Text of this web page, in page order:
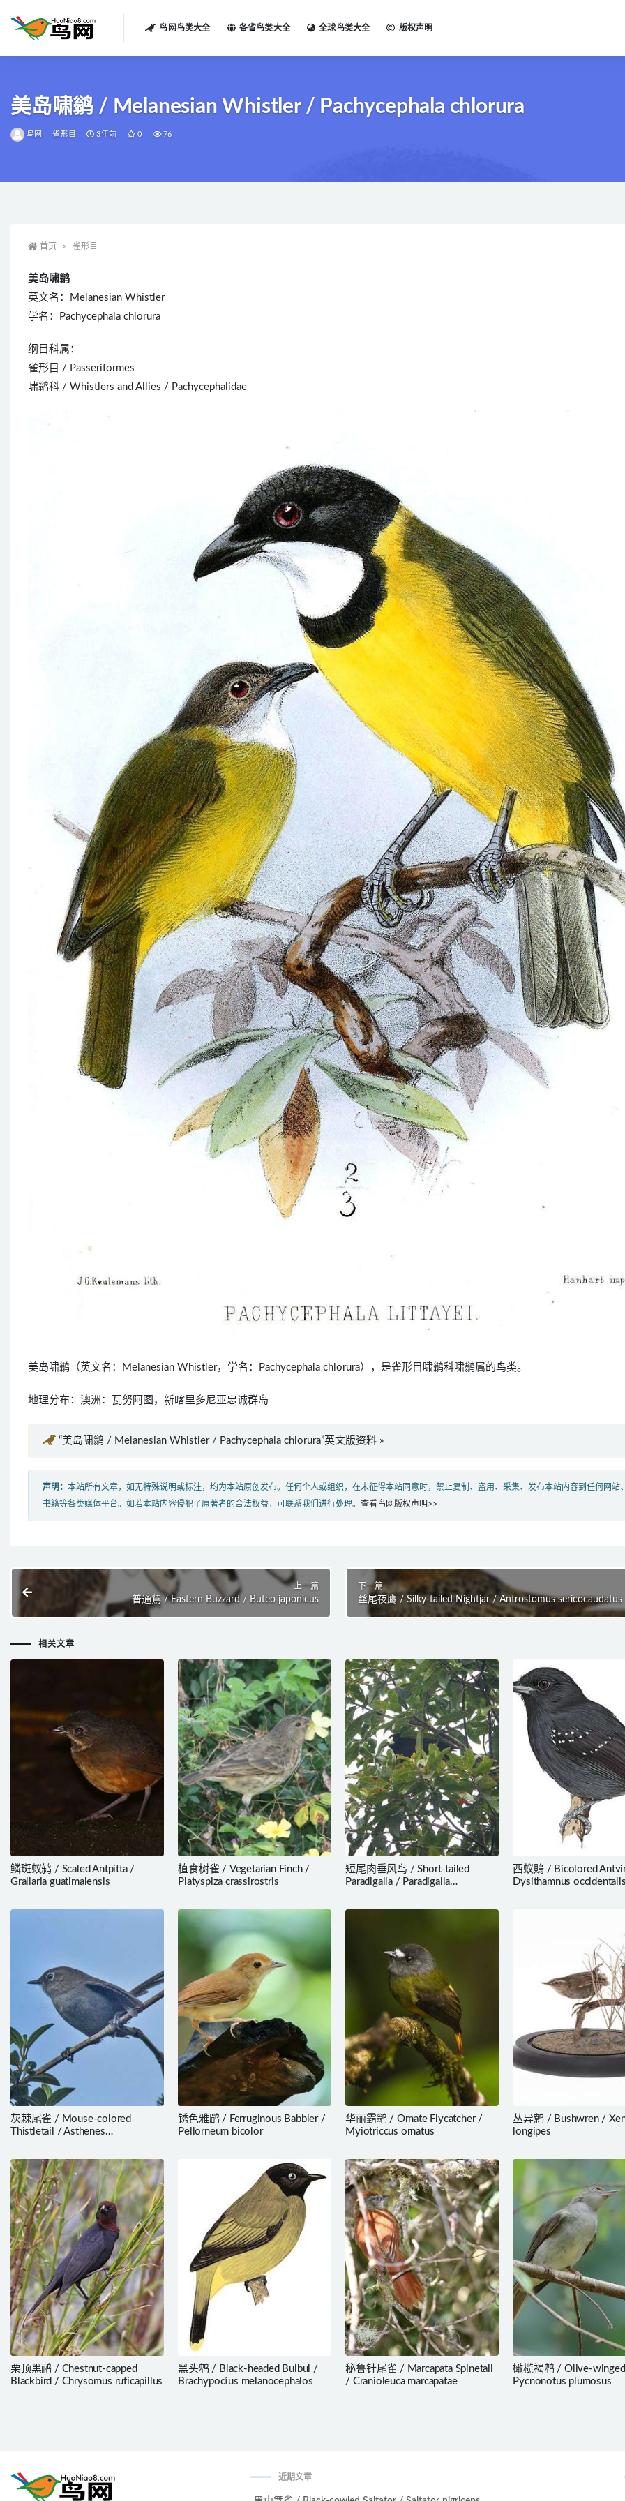
鸟网鸟类大全 各省鸟类大全 全球鸟类大全 版权声明
美岛啸鹟 / Melanesian Whistler / Pachycephala chlorura
鸟网 雀形目 3年前 0 76
首页 雀形目
美岛啸鹟
英文名：Melanesian Whistler
学名：Pachycephala chlorura
纲目科属：
雀形目 / Passeriformes
啸鹟科 / Whistlers and Allies / Pachycephalidae
美岛啸鹟（英文名：Melanesian Whistler，学名：Pachycephala chlorura），是雀形目啸鹟科啸鹟属的鸟类。
地理分布：澳洲：瓦努阿图，新喀里多尼亚忠诚群岛
“美岛啸鹟 / Melanesian Whistler / Pachycephala chlorura”英文版资料 »
声明： 本站所有文章，如无特殊说明或标注，均为本站原创发布。任何个人或组织，在未征得本站同意时，禁止复制、盗用、采集、发布本站内容到任何网站
书籍等各类媒体平台。如若本站内容侵犯了原著者的合法权益，可联系我们进行处理。 查看鸟网版权声明>>
上一篇
普通鵟 / Eastern Buzzard / Buteo japonicus
下一篇
丝尾夜鹰 / Silky-tailed Nightjar / Antrostomus sericocaudatus
相关文章
鳞斑蚁鸫 / Scaled Antpitta /
Grallaria guatimalensis
植食树雀 / Vegetarian Finch /
Platyspiza crassirostris
短尾肉垂风鸟 / Short-tailed
Paradigalla / Paradigalla
西蚁鵙 / Bicolored
Dysithamnus
灰棘尾雀 / Mouse-colored
Thistletail / Asthenes
锈色雅鹛 / Ferruginous Babbler /
Pellorneum bicolor
华丽霸鹟 / Ornate Flycatcher /
Myiotriccus ornatus
丛异鹩 / Bushwren /
longipes
栗顶黑鹂 / Chestnut-capped
Blackbird / Chrysomus ruficapillus
黑头鹎 / Black-headed Bulbul /
Brachypodius melanocephalos
秘鲁针尾雀 / Marcapata Spinetail
/ Cranioleuca marcapatae
橄榄褐鹎 / Olive-
Pycnonotus plumosus
近期文章